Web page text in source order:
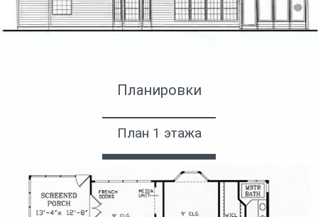
Планировки
План 1 этажа